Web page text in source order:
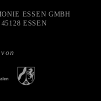
ESSEN GMBH
ESSEN